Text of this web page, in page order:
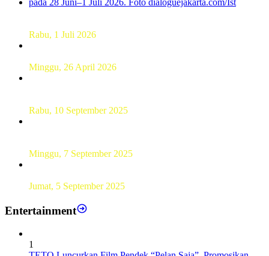
Rabu, 1 Juli 2026
Minggu, 26 April 2026
Rabu, 10 September 2025
Minggu, 7 September 2025
Jumat, 5 September 2025
Entertainment
1